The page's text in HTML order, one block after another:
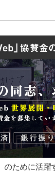
のために活